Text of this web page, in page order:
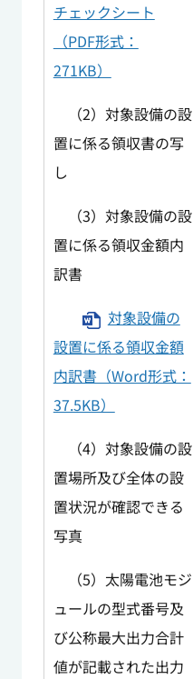
チェックシート
（PDF形式：
271KB）
（2）対象設備の設
置に係る領収書の写
し
（3）対象設備の設
置に係る領収金額内
訳書
対象設備の
設置に係る領収金額
内訳書（Word形式：
37.5KB）
（4）対象設備の設
置場所及び全体の設
置状況が確認できる
写真
（5）太陽電池モジ
ュールの型式番号及
び公称最大出力合計
値が記載された出力